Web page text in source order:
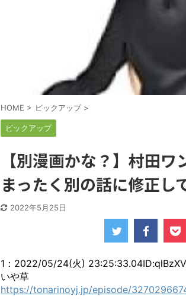
HOME > ピックアップ >
ピックアップ
【別漫画かな？】村田
まったく別の話に修正し
2022年5月25日
1 ： 2022/05/24(火) 23:25:33.04
いや草
https://tonarinoyj.jp/episode/